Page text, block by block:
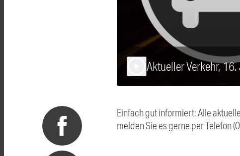
Aktueller Verkehr,
Einfach gut informiert: Alle
melden Sie es gerne per Telefon